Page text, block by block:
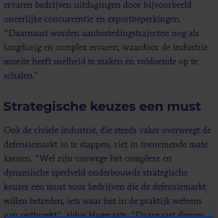
ervaren bedrijven uitdagingen door bijvoorbeeld
oneerlijke concurrentie en exportbeperkingen.
“Daarnaast worden aanbestedingstrajecten nog als
langdurig en complex ervaren, waardoor de industrie
moeite heeft snelheid te maken en voldoende op te
schalen.”
Strategische keuzes een must
Ook de civiele industrie, die steeds vaker overweegt de
defensiemarkt in te stappen, ziet in toenemende mate
kansen. “Wel zijn vanwege het complexe en
dynamische speelveld onderbouwde strategische
keuzes een must voor bedrijven die de defensiemarkt
willen betreden, iets waar het in de praktijk weleens
aan ontbreekt”, aldus Hageraats. “Daarnaast dienen